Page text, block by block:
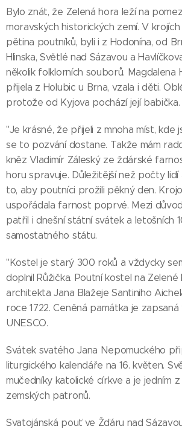
Bylo znát, že Zelená hora leží na
moravských historických zemí. V
pětina poutníků, byli i z Hodonína, od
Hlinska, Světlé nad Sázavou a
několik folklorních souborů. Magdalena
přijela z Holubic u Brna, vzala i děti.
protože od Kyjova pochází její babička.
"Je krásné, že přijeli z mnoha míst, kde
se to pozvání dostane. Takže mám
kněz Vladimír Záleský ze ždárské
horu spravuje. Důležitější než počty
to, aby poutníci prožili pěkný den.
uspořádala farnost poprvé. Mezi
patřil i dnešní státní svátek a letošních
samostatného státu.
"Kostel je starý 300 roků a vždycky
doplnil Růžička. Poutní kostel na Zelené
architekta Jana Blažeje Santiniho
roce 1722. Ceněná památka je zapsaná
UNESCO.
Svátek svatého Jana Nepomuckého
liturgického kalendáře na 16. květen.
mučedníky katolické církve a je jedním
zemských patronů.
Svatojánská pouť ve Žďáru nad